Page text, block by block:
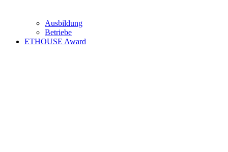
Ausbildung
Betriebe
ETHOUSE Award